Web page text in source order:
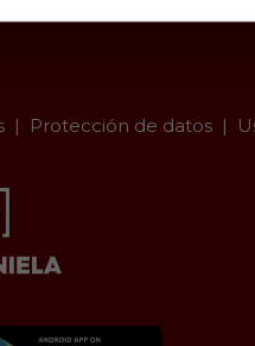
Protección de datos